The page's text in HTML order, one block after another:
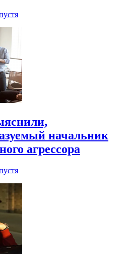
начальник
агрессора